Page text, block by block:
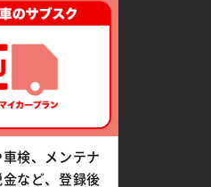
検、メンテナ
金など、登録後